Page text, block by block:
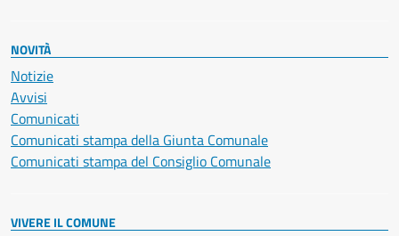
NOVITÀ
Notizie
Avvisi
Comunicati
Comunicati stampa della Giunta Comunale
Comunicati stampa del Consiglio Comunale
VIVERE IL COMUNE